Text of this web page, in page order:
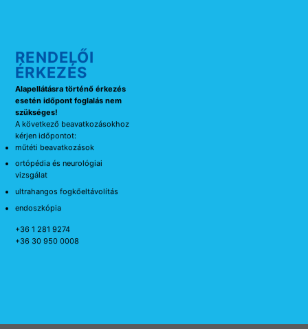
RENDELŐI
ÉRKEZÉS
Alapellátásra történő érkezés
esetén időpont foglalás nem
szükséges!
A következő beavatkozásokhoz
kérjen időpontot:
műtéti beavatkozások
ortópédia és neurológiai
vizsgálat
ultrahangos fogkőeltávolítás
endoszkópia
+36 1 281 9274
+36 30 950 0008